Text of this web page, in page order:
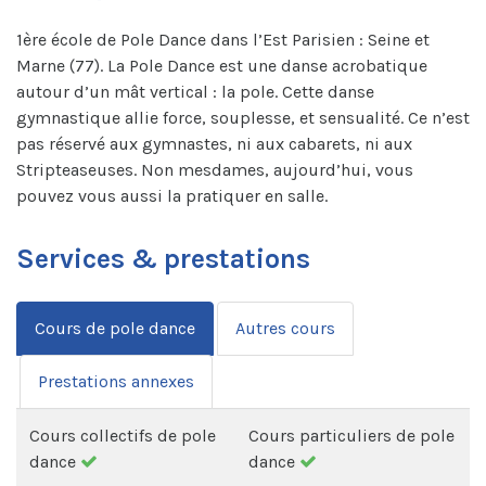
1ère école de Pole Dance dans l’Est Parisien : Seine et
Marne (77). La Pole Dance est une danse acrobatique
autour d’un mât vertical : la pole. Cette danse
gymnastique allie force, souplesse, et sensualité. Ce n’est
pas réservé aux gymnastes, ni aux cabarets, ni aux
Stripteaseuses. Non mesdames, aujourd’hui, vous
pouvez vous aussi la pratiquer en salle.
Services & prestations
Cours de pole dance Autres cours
Prestations annexes
Cours collectifs de pole
dance
Cours particuliers de pole
dance